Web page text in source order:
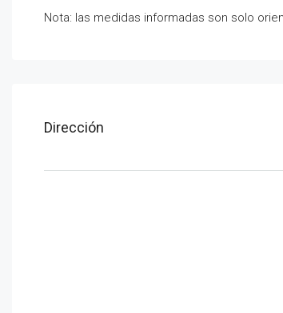
Nota: las medidas informadas son solo
Dirección